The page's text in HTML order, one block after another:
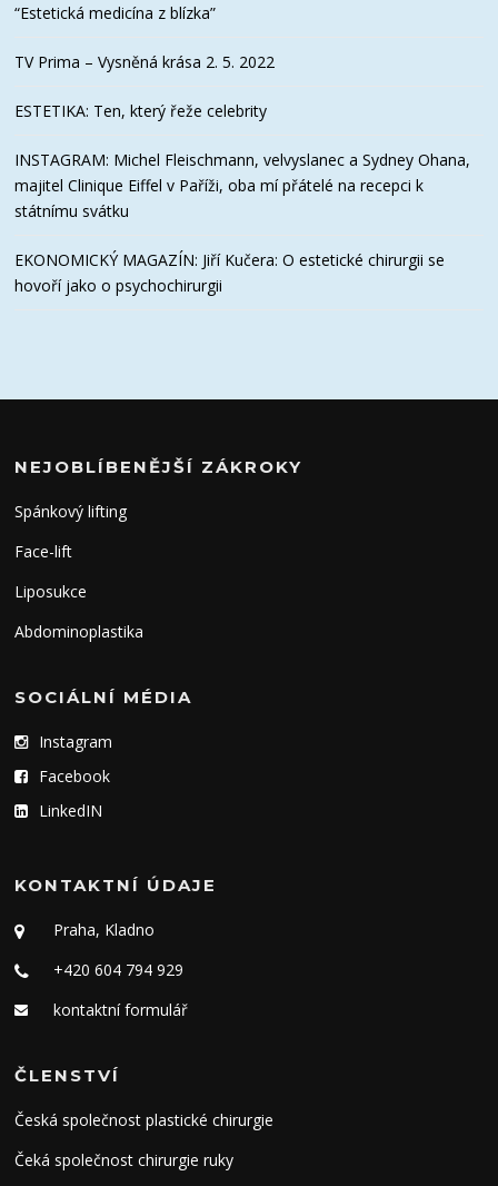
“Estetická medicína z blízka”
TV Prima – Vysněná krása 2. 5. 2022
ESTETIKA: Ten, který řeže celebrity
INSTAGRAM: Michel Fleischmann, velvyslanec a Sydney Ohana,
majitel Clinique Eiffel v Paříži, oba mí přátelé na recepci k
státnímu svátku
EKONOMICKÝ MAGAZÍN: Jiří Kučera: O estetické chirurgii se
hovoří jako o psychochirurgii
NEJOBLÍBENĚJŠÍ ZÁKROKY
Spánkový lifting
Face-lift
Liposukce
Abdominoplastika
SOCIÁLNÍ MÉDIA
Instagram
Facebook
LinkedIN
KONTAKTNÍ ÚDAJE
Praha, Kladno
+420 604 794 929
kontaktní formulář
ČLENSTVÍ
Česká společnost plastické chirurgie
Čeká společnost chirurgie ruky